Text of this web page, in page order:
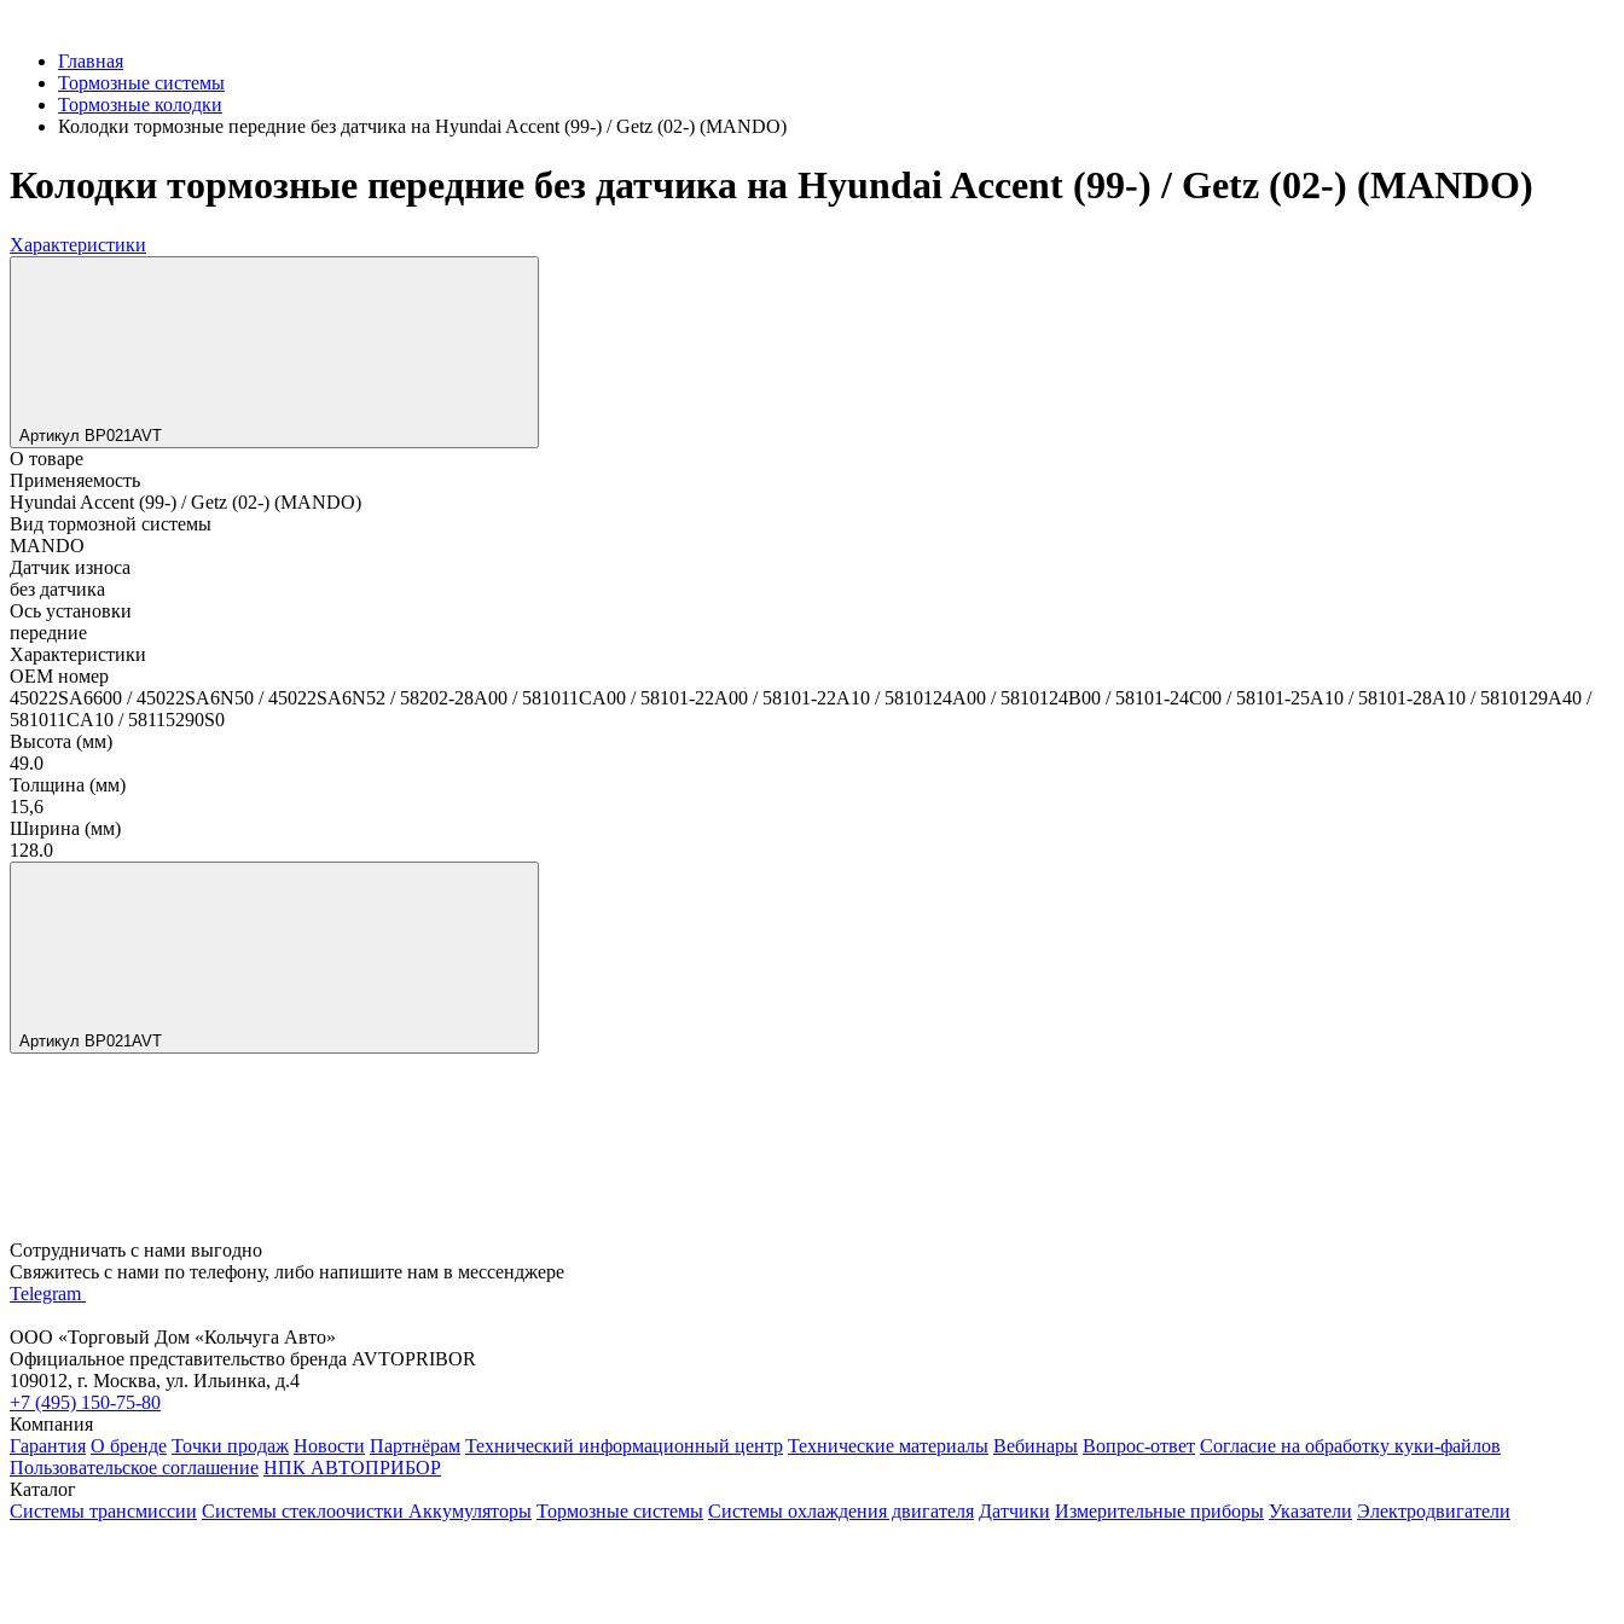
Главная
Тормозные системы
Тормозные колодки
Колодки тормозные передние без датчика на Hyundai Accent (99-) / Getz (02-) (MANDO)
Колодки тормозные передние без датчика на Hyundai Accent (99-) / Getz (02-) (MANDO)
Характеристики
Артикул BP021AVT
О товаре
Применяемость
Hyundai Accent (99-) / Getz (02-) (MANDO)
Вид тормозной системы
MANDO
Датчик износа
без датчика
Ось установки
передние
Характеристики
OEM номер
45022SA6600 / 45022SA6N50 / 45022SA6N52 / 58202-28A00 / 581011CA00 / 58101-22A00 / 58101-22A10 / 5810124A00 / 5810124B00 / 58101-24C00 / 58101-25A10 / 58101-28A10 / 5810129A40 /
581011CA10 / 58115290S0
Высота (мм)
49.0
Толщина (мм)
15,6
Ширина (мм)
128.0
Артикул BP021AVT
Сотрудничать с нами выгодно
Свяжитесь с нами по телефону, либо напишите нам в мессенджере
Telegram
ООО «Торговый Дом «Кольчуга Авто»
Официальное представительство бренда AVTOPRIBOR
109012, г. Москва, ул. Ильинка, д.4
+7 (495) 150-75-80
Компания
Гарантия О бренде Точки продаж Новости Партнёрам Технический информационный центр Технические материалы Вебинары Вопрос-ответ Согласие на обработку куки-файлов
Пользовательское соглашение НПК АВТОПРИБОР
Каталог
Системы трансмиссии Системы стеклоочистки Аккумуляторы Тормозные системы Системы охлаждения двигателя Датчики Измерительные приборы Указатели Электродвигатели